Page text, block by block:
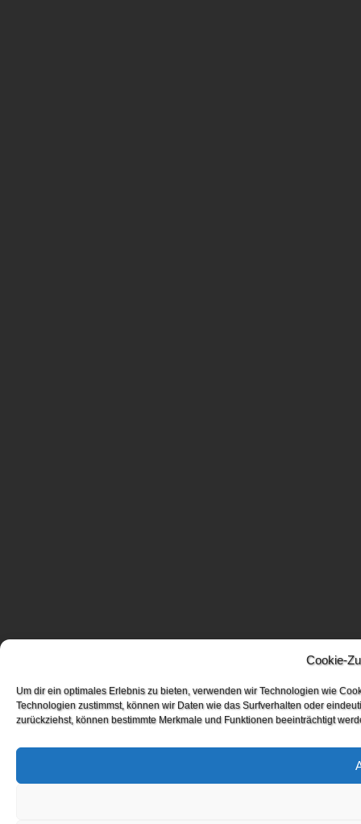
Cookie-
Um dir ein optimales Erlebnis zu bieten, verwenden wir Technologien wie
Technologien zustimmst, können wir Daten wie das Surfverhalten oder
zurückziehst, können bestimmte Merkmale und Funktionen beeinträchtigt